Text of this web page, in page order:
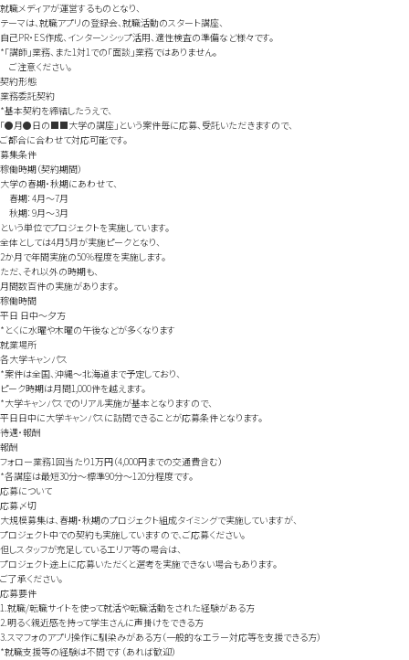
就職メディアが運営するものとなり、
テーマは、就職アプリの登録会、就職活動のスタート講座、
自己PR・ES作成、インターンシップ活用、適性検査の準備など様々です。
*「講師」業務、また1対1での「面談」業務ではありません。
ご注意ください。
契約形態
業務委託契約
*基本契約を締結したうえで、
「●月●日の■■大学の講座」という案件毎に応募、受託いただきますので、
ご都合に合わせて対応可能です。
募集条件
稼働時期（契約期間）
大学の春期・秋期にあわせて、
春期：4月～7月
秋期：9月～3月
という単位でプロジェクトを実施しています。
全体としては4月5月が実施ピークとなり、
2か月で年間実施の50%程度を実施します。
ただ、それ以外の時期も、
月間数百件の実施があります。
稼働時間
平日 日中～夕方
*とくに水曜や木曜の午後などが多くなります
就業場所
各大学キャンパス
*案件は全国、沖縄～北海道まで予定しており、
ピーク時期は月間1,000件を越えます。
*大学キャンパスでのリアル実施が基本となりますので、
平日日中に大学キャンパスに訪問できることが応募条件となります。
待遇・報酬
報酬
フォロー業務1回当たり1万円（4,000円までの交通費含む）
*各講座は最短30分～標準90分～120分程度です。
応募について
応募〆切
大規模募集は、春期・秋期のプロジェクト組成タイミングで実施していますが、
プロジェクト中での契約も実施していますので、ご応募ください。
但しスタッフが充足しているエリア等の場合は、
プロジェクト途上に応募いただくと選考を実施できない場合もあります。
ご了承ください。
応募要件
1.就職/転職サイトを使って就活や転職活動をされた経験がある方
2.明るく親近感を持って学生さんに声掛けをできる方
3.スマフォのアプリ操作に馴染みがある方（一般的なエラー対応等を支援できる方）
*就職支援等の経験は不問です（あれば歓迎）